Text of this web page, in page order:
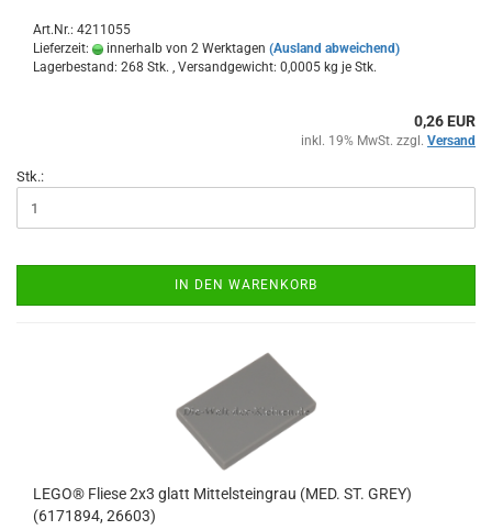
Art.Nr.: 4211055
Lieferzeit:
innerhalb von 2 Werktagen (Ausland abweichend)
Lagerbestand: 268 Stk. , Versandgewicht: 0,0005 kg je Stk.
0,26 EUR
inkl. 19% MwSt. zzgl. Versand
Stk.:
IN DEN WARENKORB
LEGO® Fliese 2x3 glatt Mittelsteingrau (MED. ST. GREY)
(6171894, 26603)